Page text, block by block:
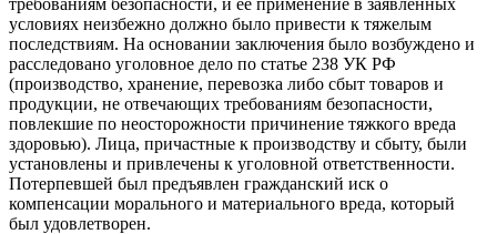
условиях неизбежно должно было привести к тяжелым
последствиям. На основании заключения было возбуждено и
расследовано уголовное дело по статье 238 УК РФ
(производство, хранение, перевозка либо сбыт товаров и
продукции, не отвечающих требованиям безопасности,
повлекшие по неосторожности причинение тяжкого вреда
здоровью). Лица, причастные к производству и сбыту, были
установлены и привлечены к уголовной ответственности.
Потерпевшей был предъявлен гражданский иск о
компенсации морального и материального вреда, который
был удовлетворен.